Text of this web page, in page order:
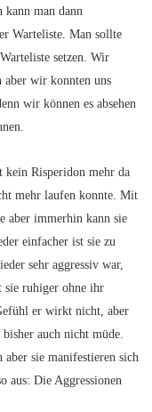
kann man dann
Warteliste. Man sollte
setzen. Wir
aber wir konnten uns
wir können es absehen
kein Risperidon mehr da
mehr laufen konnte. Mit
aber immerhin kann sie
einfacher ist sie zu
sehr aggressiv war,
sie ruhiger ohne ihr
er wirkt nicht, aber
auch nicht müde.
aber sie manifestieren sich
aus: Die Aggressionen